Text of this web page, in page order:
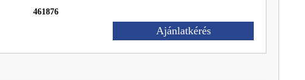
461876
Ajánlatkérés